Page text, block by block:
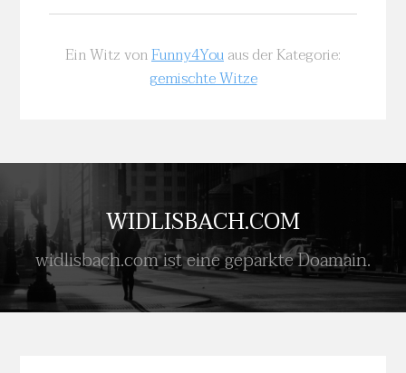
Ein Witz vonFunny4Youaus der Kategorie:
gemischte Witze
WIDLISBACH.COM
widlisbach.com ist eine geparkte Doamain.